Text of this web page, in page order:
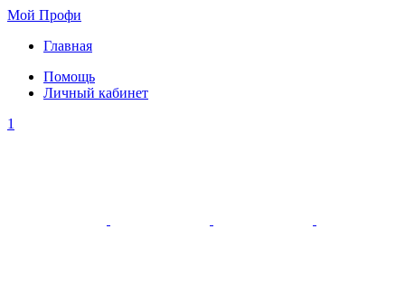
Мой Профи
Главная
Помощь
Личный кабинет
1